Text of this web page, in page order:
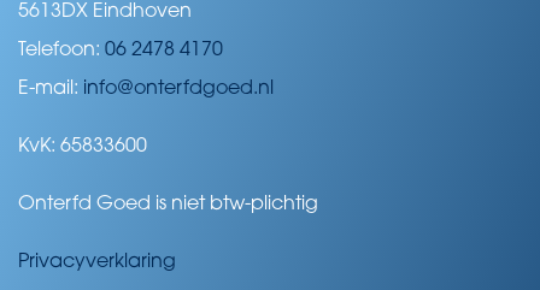
5613DX Eindhoven
Telefoon: 06 2478 4170
E-mail: info@onterfdgoed.nl
KvK: 65833600
Onterfd Goed is niet btw-plichtig
Privacyverklaring